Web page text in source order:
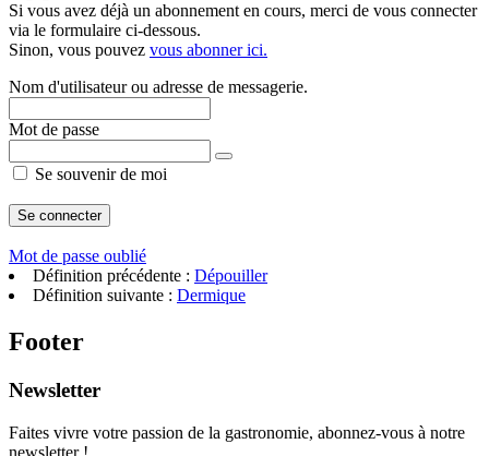
Si vous avez déjà un abonnement en cours, merci de vous connecter
via le formulaire ci-dessous.
Sinon, vous pouvez vous abonner ici.
Nom d'utilisateur ou adresse de messagerie.
Mot de passe
Se souvenir de moi
Mot de passe oublié
Définition précédente : Dépouiller
Définition suivante : Dermique
Footer
Newsletter
Faites vivre votre passion de la gastronomie, abonnez-vous à notre
newsletter !